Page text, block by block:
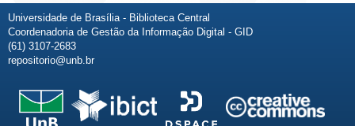
Universidade de Brasília - Biblioteca Central
Coordenadoria de Gestão da Informação Digital - GID
(61) 3107-2683
repositorio@unb.br